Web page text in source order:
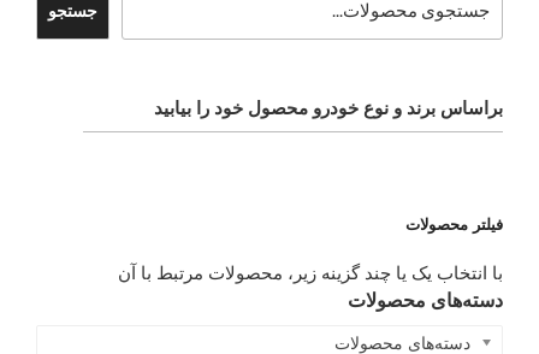
جستجو
براساس برند و نوع خودرو محصول خود را بیابید
فیلتر محصولات
با انتخاب یک یا چند گزینه زیر، محصولات مرتبط با آن
دسته‌های محصولات
دسته‌های محصولات